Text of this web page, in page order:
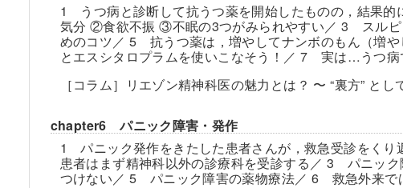
1 うつ病と診断して抗うつ薬を開始したものの，結果
気分 ②食欲不振 ③不眠の3つがみられやすい／ 3 スル
めのコツ／ 5 抗うつ薬は，増やしてナンボのもん（増
とエスシタロプラムを使いこなそう！／ 7 実は…うつ病
［コラム］リエゾン精神科医の魅力とは？ 〜 “裏方” と
chapter6 パニック障害・発作
1 パニック発作をきたした患者さんが，救急受診をく
患者はまず精神科以外の診療科を受診する／ 3 パニッ
つけない／ 5 パニック障害の薬物療法／ 6 救急外来で